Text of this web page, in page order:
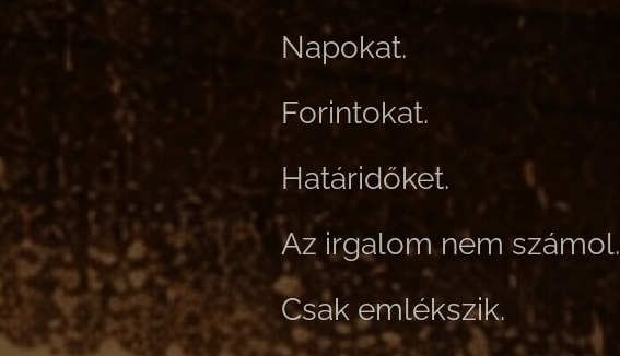
Napokat.
Forintokat.
Határidőket.
Az irgalom nem számol.
Csak emlékszik.